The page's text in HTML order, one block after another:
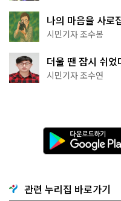
나의 마음을 사로
상작 공개!
시민기자 조수봉
더울 땐 잠시 쉬
·무더위쉼터까지
시민기자 조수연
다
운
로
기
G
관련 누리집 바로가기